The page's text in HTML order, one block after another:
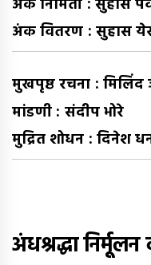
अंक निर्मिती : सुहास
अंक वितरण : सुहास
मुखपृष्ठ रचना : मिलिंद
मांडणी : संदीप भोरे
मुद्रित शोधन : दिनेश
अंधश्रद्धा निर्मूलन